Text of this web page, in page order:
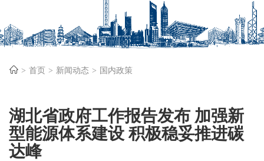
首页 新闻动态 国内政策
湖北省政府工作报告发布 加强新
型能源体系建设 积极稳妥推进碳
达峰